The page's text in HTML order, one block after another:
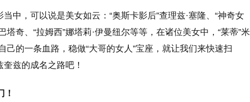
中，可以说是美女如云：“奥斯卡影后”查理兹·塞隆、“神奇女
塔奇、“拉姆西”娜塔莉·伊曼纽尔等等，在诸位美女中，“莱蒂”米
己的一条血路，稳做“大哥的女人”宝座，就让我们来快速扫
奎兹的成名之路吧！
！